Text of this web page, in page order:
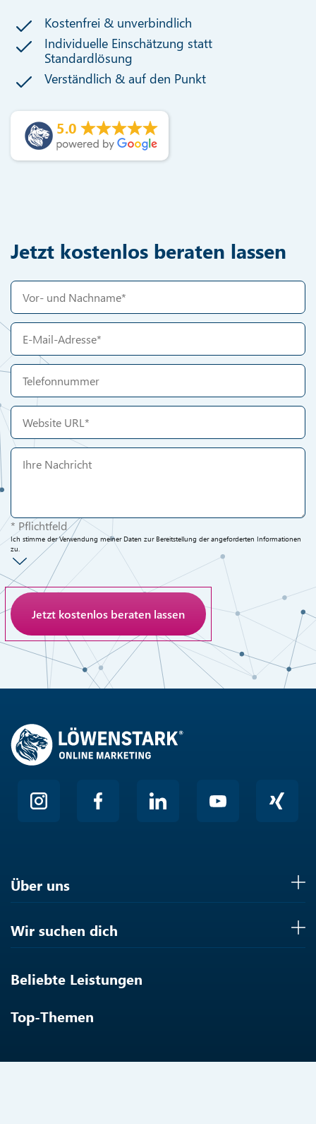
Kostenfrei & unverbindlich
Individuelle Einschätzung statt
Standardlösung
Verständlich & auf den Punkt
5.0
Jetzt kostenlos beraten lassen
* Pflichtfeld
Ich stimme der Verwendung meiner Daten zur Bereitstellung der angeforderten Informationen
zu.
Anti-Roboter-Verifizierung
Hier klicken
Über uns
Wir suchen dich
Beliebte Leistungen
Top-Themen